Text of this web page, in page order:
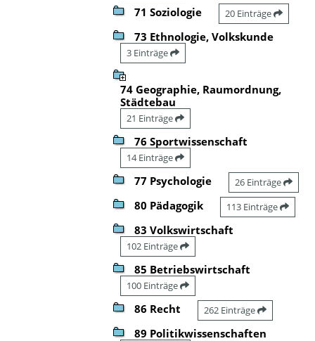
71 Soziologie 20 Einträge
73 Ethnologie, Volkskunde
3 Einträge
74 Geographie, Raumordnung,
Städtebau
21 Einträge
76 Sportwissenschaft
14 Einträge
77 Psychologie 26 Einträge
80 Pädagogik 113 Einträge
83 Volkswirtschaft
102 Einträge
85 Betriebswirtschaft
100 Einträge
86 Recht 262 Einträge
89 Politikwissenschaften